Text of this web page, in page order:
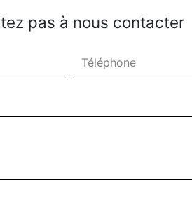
pas à nous contacter